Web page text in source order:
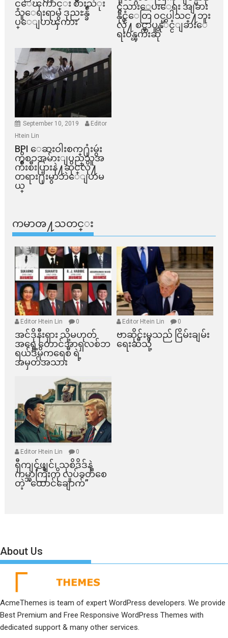
င္ေၾကာင္း စားသံုး
သူေရးရာမွ ဒုညႊန္ခ်ဳ
ပ္ေျပာၾကား
င္ငံသားေပးေရး အျခား
နိုင္ငံေတြ ၀င္မပါသင္႔ဘူး
လို႔ စင္ကာပူနုိင္ငံျခားေ
ရး၀န္ၾကီးဆို
September 10, 2019
Editor
Htein Lin
BPI ​ေဆးဝါးစက္​႐ုံးမွဴး
ကိစၥအမ်ားျပည္​သူအ
က်ိဳးစီးပြားနဲ႔ဆိုင္​လို႔
တရား႐ုံးမွာဘဲေျပာမ
ယ္​
ကမာၻ႔သတင္း
Editor Htein Lin 0
အင်ဒိုနီးရှား သို့မဟုတ်
အရှေ့တောင်အာရှလစ်ဘ
ရယ်ဒီမိုကရေစီ ရဲ့
အမှတ်အသား
Editor Htein Lin 0
ဗာဆိုင်းမှသည် ငြိမ်းချမ်း
ရေးဆီသို့
Editor Htein Lin 0
ရှီကျင့်ဖျင်၊ သုစိဒိဒ်နဲ့
ကမ္ဘာကြီးကို လှုပ်ခတ်စေ
တဲ့ “ထောင်ချောက်”
About Us
AcmeThemes is team of expert WordPress developers. We provide
Best Premium and Free Responsive WordPress Themes with
dedicated support & many other services.